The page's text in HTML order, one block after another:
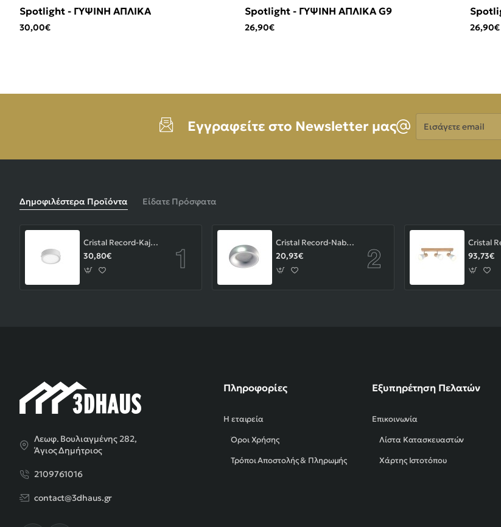
Spotlight - ΓΥΨΙΝΗ ΑΠΛΙΚΑ
30,00€
Spotlight - ΓΥΨΙΝΗ ΑΠΛΙΚΑ G9
26,90€ 26,90€
Εγγραφείτε στο Newsletter μας
Εισάγετε
email
Δημοφιλέστερα Προϊόντα Είδατε Πρόσφατα
Cristal Record-Kaju Φωτιστικό Οροφής/Επιτοίχιο LED 8W, Γκρι
30,80€
Cristal Record-Nabila Χωνευτό Σποτ GU10 ΚΩΔ.-01-180-01-281
20,93€
93,73€
Λεωφ. Βουλιαγμένης 282,
Άγιος Δημήτριος
2109761016
contact@3dhaus.gr
Πληροφορίες
Η εταιρεία
Όροι Χρήσης
Τρόποι Αποστολής & Πληρωμής
Εξυπηρέτηση Πελατών
Επικοινωνία
Λίστα Κατασκευαστών
Χάρτης Ιστοτόπου